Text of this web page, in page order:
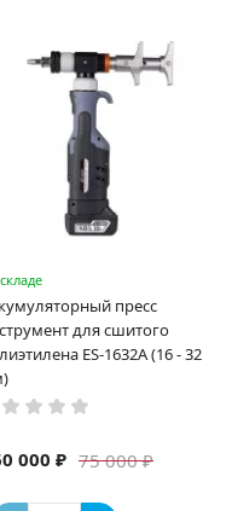
пресс
для сшитого
ES-1632A (16 - 32
75 000 ₽
000 ₽